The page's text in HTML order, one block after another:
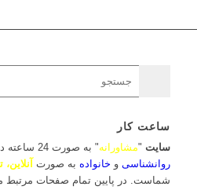
ساعت کار
سایت"مشاورانه" به صورت 24 ساعته در زمینه های
روانشناسیو خانواده به صورت
شماست. در پایین تمام صفحات مرتبط